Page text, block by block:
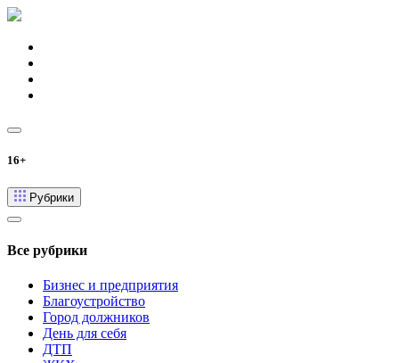
16+
Рубрики
Все рубрики
Бизнес и предприятия
Благоустройство
Город должников
День для себя
ДТП